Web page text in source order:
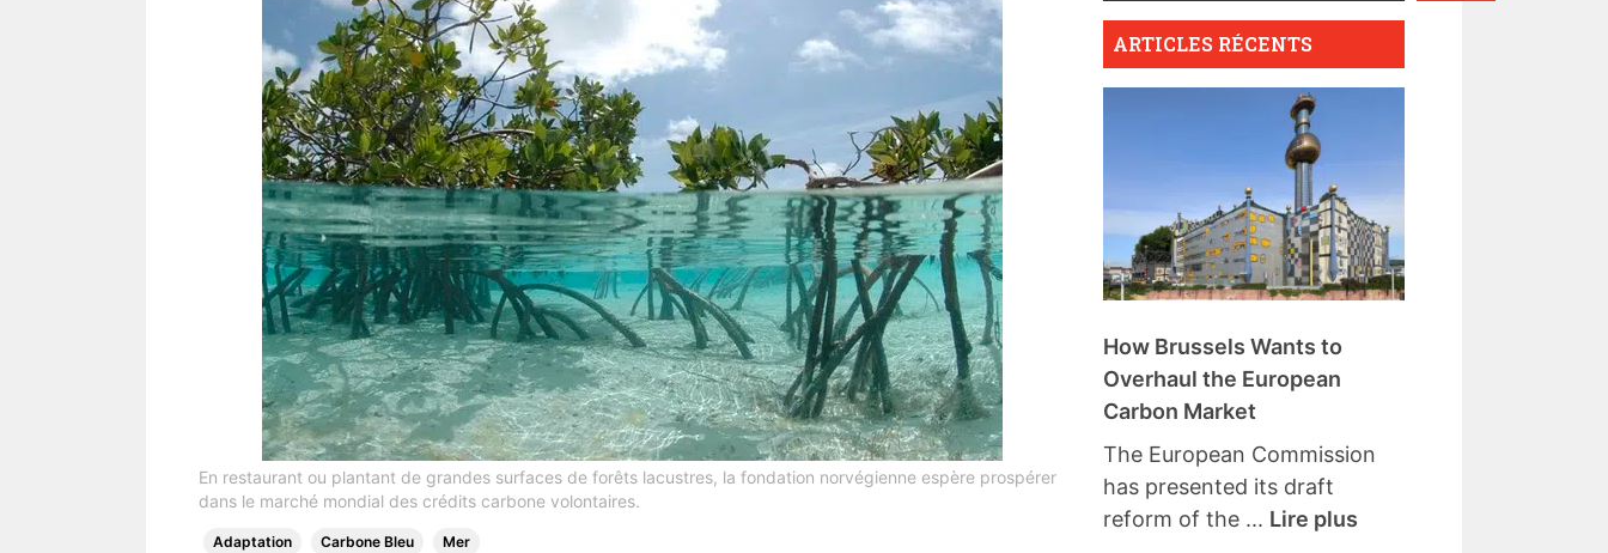
En restaurant ou plantant de grandes surfaces de forêts lacustres, la fondation norvégienne espère prospérer
dans le marché mondial des crédits carbone volontaires.
Adaptation Carbone Bleu Mer
ARTICLES RÉCENTS
How Brussels Wants to
Overhaul the European
Carbon Market
The European Commission
has presented its draft
reform of the ... Lire plus